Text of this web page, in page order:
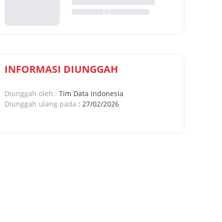
INFORMASI DIUNGGAH
Diunggah oleh : Tim Data Indonesia
Diunggah ulang pada : 27/02/2026